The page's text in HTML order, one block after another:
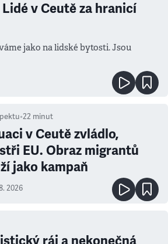
v Ceutě za hranicí
jako na lidské bytosti. Jsou
•22 minut
v Ceutě zvládlo,
EU. Obraz migrantů
jako kampaň
2026
ráj a nekonečná